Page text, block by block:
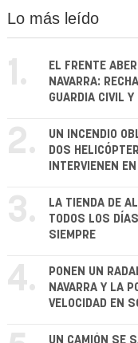
Lo más leído
1.
EL FRENTE
NAVARRA:
GUARDIA CIVIL
2.
UN INCENDIO
DOS
INTERVIENEN
3.
LA TIENDA DE
TODOS LOS
SIEMPRE
4.
PONEN UN
NAVARRA Y LA
VELOCIDAD EN
UN CAMIÓN SE